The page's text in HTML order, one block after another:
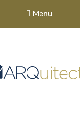
Menu